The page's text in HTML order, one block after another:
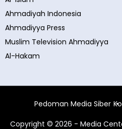
Ahmadiyah Indonesia
Ahmadiyya Press
Muslim Television Ahmadiyya
Al-Hakam
Pedoman Media Siber
Copyright © 2026 - Media